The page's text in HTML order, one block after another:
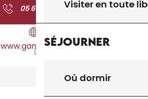
Visiter en toute
Séjourner
Où dormir
05 65 41 01 ▒▒
www.gammvert.fr